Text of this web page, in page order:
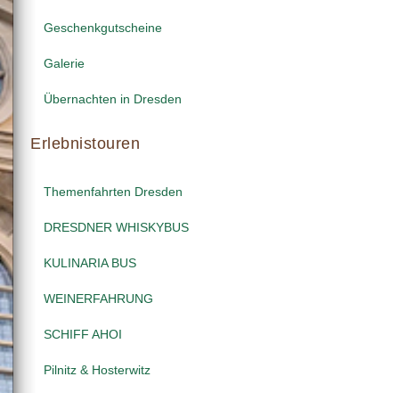
Geschenkgutscheine
Galerie
Übernachten in Dresden
Erlebnistouren
Themenfahrten Dresden
DRESDNER WHISKYBUS
KULINARIA BUS
WEINERFAHRUNG
SCHIFF AHOI
Pilnitz & Hosterwitz